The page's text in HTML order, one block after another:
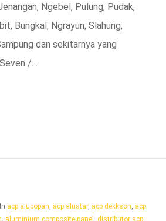
Ngebel, Pulung, Pudak,
Bungkal, Ngrayun, Slahung,
dan sekitarnya yang
/…
In acp alucopan acp alustar, acp dekkson acp
aluminium composite panel distributor acp,